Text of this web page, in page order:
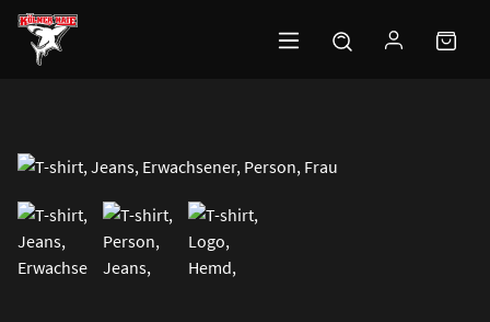
Zum Hauptinhalt springen